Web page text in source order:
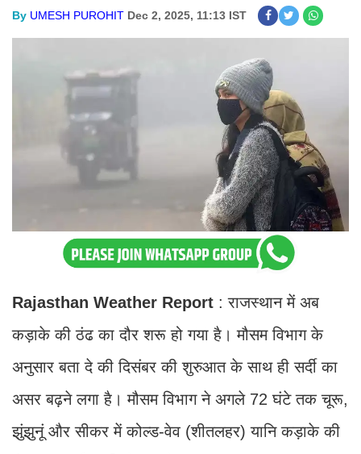
By UMESH PUROHIT Dec 2, 2025, 11:13 IST
Rajasthan Weather Report : राजस्थान में अब
कड़ाके की ठंढ का दौर शरू हो गया है। मौसम विभाग के
अनुसार बता दे की दिसंबर की शुरुआत के साथ ही सर्दी का
असर बढ़ने लगा है। मौसम विभाग ने अगले 72 घंटे तक चूरू,
झुंझुनूं और सीकर में कोल्ड-वेव (शीतलहर) यानि कड़ाके की